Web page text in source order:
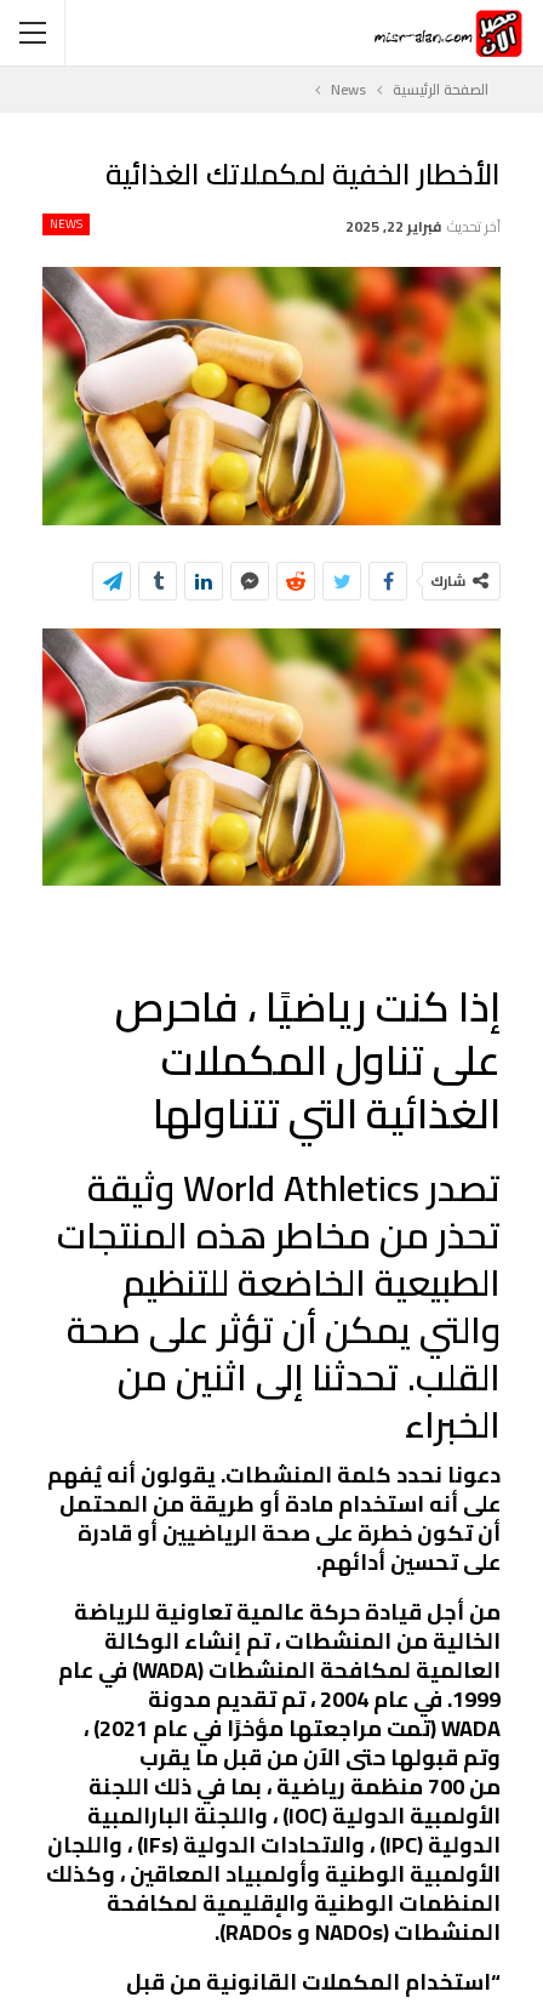
الصفحة الرئيسية News
الأخطار الخفية لمكملاتك الغذائية
NEWS آخر تحديث فبراير 22, 2025
شارك
إذا كنت رياضيًا ، فاحرص
على تناول المكملات
الغذائية التي تتناولها
تصدر World Athletics وثيقة
تحذر من مخاطر هذه المنتجات
الطبيعية الخاضعة للتنظيم
والتي يمكن أن تؤثر على صحة
القلب. تحدثنا إلى اثنين من
الخبراء
دعونا نحدد كلمة المنشطات. يقولون أنه يُفهم
على أنه استخدام مادة أو طريقة من المحتمل
أن تكون خطرة على صحة الرياضيين أو قادرة
على تحسين أدائهم.
من أجل قيادة حركة عالمية تعاونية للرياضة
الخالية من المنشطات ، تم إنشاء الوكالة
العالمية لمكافحة المنشطات (WADA) في عام
1999. في عام 2004 ، تم تقديم مدونة
WADA (تمت مراجعتها مؤخرًا في عام 2021) ،
وتم قبولها حتى الآن من قبل ما يقرب
من 700 منظمة رياضية ، بما في ذلك اللجنة
الأولمبية الدولية (IOC) ، واللجنة البارالمبية
الدولية (IPC) ، والاتحادات الدولية (IFs) ، واللجان
الأولمبية الوطنية وأولمبياد المعاقين ، وكذلك
المنظمات الوطنية والإقليمية لمكافحة
المنشطات (NADOs و RADOs).
“استخدام المكملات القانونية من قبل